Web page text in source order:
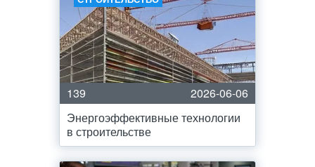
139
2026-06-06
Энергоэффективные технологии
в строительстве